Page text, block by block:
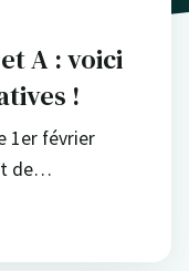
A : voici
!
1er février
de…